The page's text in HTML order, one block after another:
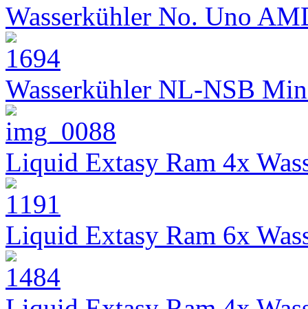
Wasserkühler No. Uno
Wasserkühler NL-NSB
Liquid Extasy Ram 4x
Liquid Extasy Ram 6x